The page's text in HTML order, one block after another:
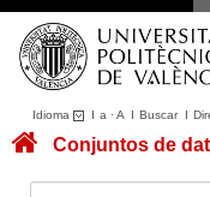
Idioma I a ·A I BuscarI
Conjuntos de datos
Conjuntos de